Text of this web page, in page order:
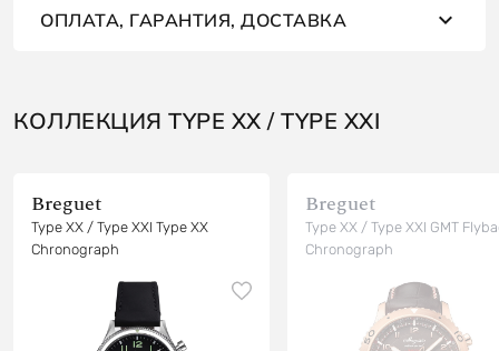
ОПЛАТА, ГАРАНТИЯ, ДОСТАВКА
КОЛЛЕКЦИЯ TYPE XX / TYPE XXI
Breguet
Type XX / Type XXI Type XX
Chronograph
Breguet
Type XX / Type XXI GMT
Chronograph